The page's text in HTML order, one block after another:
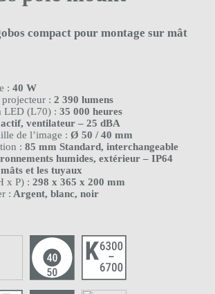
compact pour montage sur mât
:40 W
projecteur :2 390 lumens
LED (L70) :35 000 heures
actif, ventilateur – 25 dBA
de l’image :Ø 50 / 40 mm
:85 mm Standard, interchangeable
humides, extérieur – IP64
et les tuyaux
x P) :298 x 365 x 200 mm
: Argent, blanc, noir